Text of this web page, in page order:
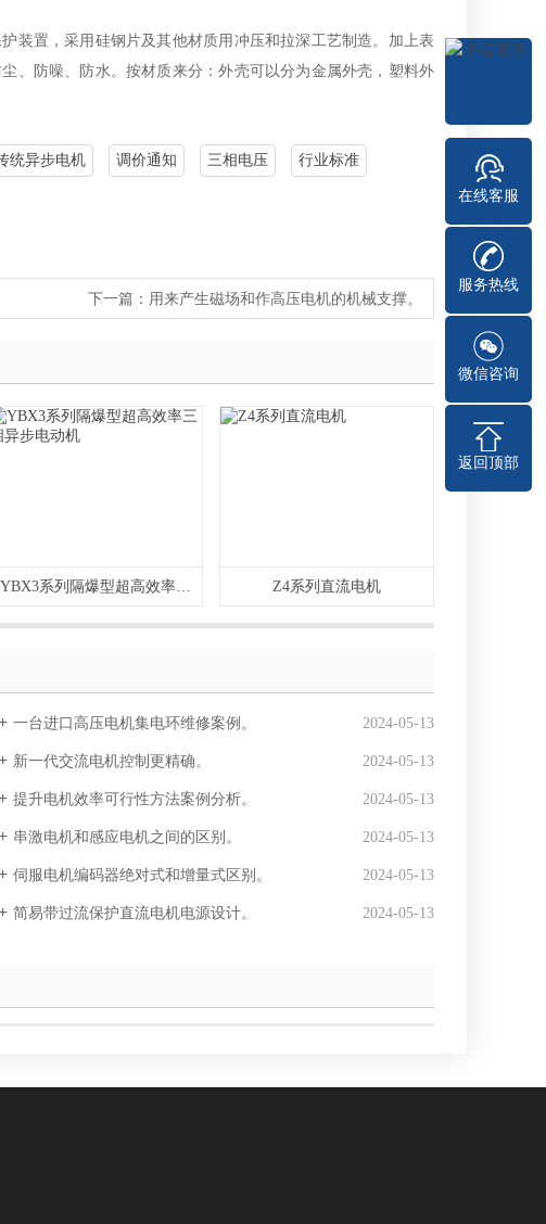
装置，采用硅钢片及其他材质用冲压和拉深工艺制造。加上表
、防噪、防水。按材质来分：外壳可以分为金属外壳，塑料外
统异步电机 调价通知 三相电压 行业标准
下一篇： 用来产生磁场和作高压电机的机械支撑。
YBX3系列隔爆型超高效率三相异步电动机 Z4系列直流电机
一台进口高压电机集电环维修案例。 2024-05-13
新一代交流电机控制更精确。 2024-05-13
提升电机效率可行性方法案例分析。 2024-05-13
串激电机和感应电机之间的区别。 2024-05-13
伺服电机编码器绝对式和增量式区别。 2024-05-13
简易带过流保护直流电机电源设计。 2024-05-13
在线客服
服务热线
微信咨询
返回顶部